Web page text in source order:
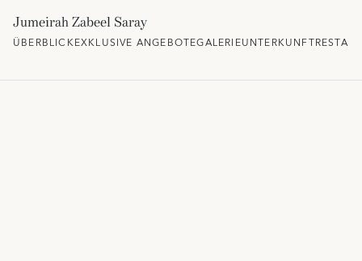
Jumeirah Zabeel Saray
ÜBERBLICKEXKLUSIVE ANGEBOTEGALERIEUNTERKUNFT